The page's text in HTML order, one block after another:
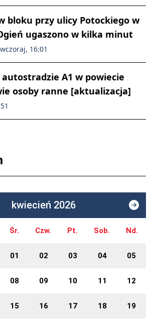
bloku przy ulicy Potockiego w
ugaszono w kilka minut
16:01
A1 w powiecie
osoby ranne [aktualizacja]
kwiecień 2026
Śr. Czw. Pt. Sob. Nd.
01 02 03 04 05
08 09 10 11 12
15 16 17 18 19